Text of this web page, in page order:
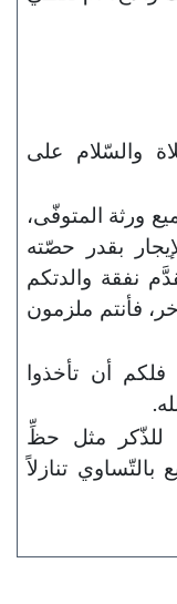
والسّلام على
ورثة المتوفّى،
بقدر حصّته
نفقة والدتكم
فأنتم ملزمون
فلكم أن تأخذوا
للذّكر مثل حظِّ
بالتّساوي تنازلاً